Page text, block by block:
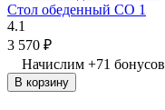
Стол обеденный СО 1
4.1
3 570 ₽
Начислим +71 бонусов
В корзину